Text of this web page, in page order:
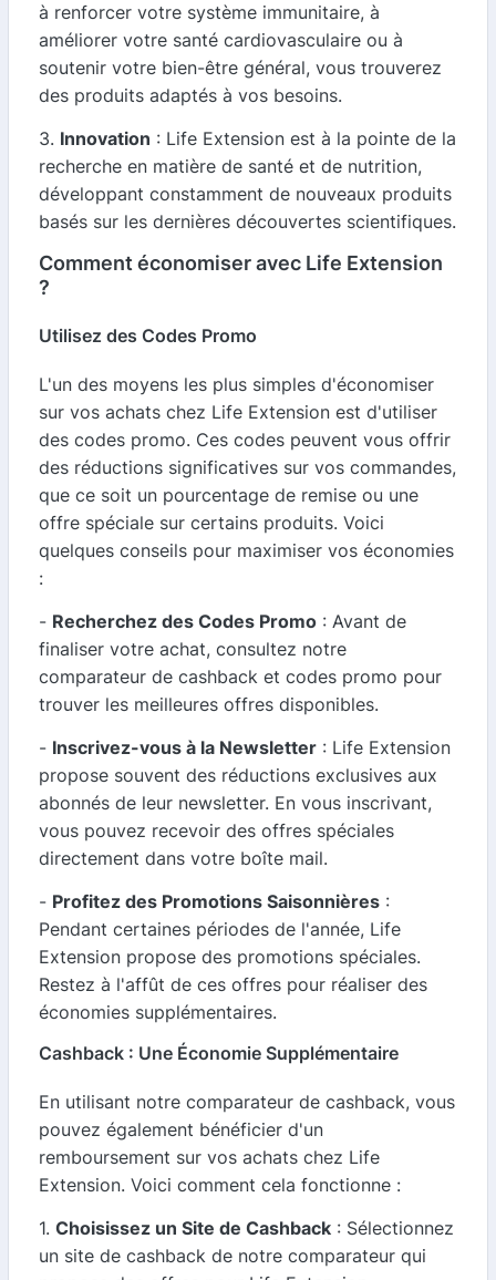
à renforcer votre système immunitaire, à
améliorer votre santé cardiovasculaire ou à
soutenir votre bien-être général, vous trouverez
des produits adaptés à vos besoins.
3. Innovation : Life Extension est à la pointe de la
recherche en matière de santé et de nutrition,
développant constamment de nouveaux produits
basés sur les dernières découvertes scientifiques.
Comment économiser avec Life Extension
?
Utilisez des Codes Promo
L'un des moyens les plus simples d'économiser
sur vos achats chez Life Extension est d'utiliser
des codes promo. Ces codes peuvent vous offrir
des réductions significatives sur vos commandes,
que ce soit un pourcentage de remise ou une
offre spéciale sur certains produits. Voici
quelques conseils pour maximiser vos économies
:
- Recherchez des Codes Promo : Avant de
finaliser votre achat, consultez notre
comparateur de cashback et codes promo pour
trouver les meilleures offres disponibles.
- Inscrivez-vous à la Newsletter : Life Extension
propose souvent des réductions exclusives aux
abonnés de leur newsletter. En vous inscrivant,
vous pouvez recevoir des offres spéciales
directement dans votre boîte mail.
- Profitez des Promotions Saisonnières :
Pendant certaines périodes de l'année, Life
Extension propose des promotions spéciales.
Restez à l'affût de ces offres pour réaliser des
économies supplémentaires.
Cashback : Une Économie Supplémentaire
En utilisant notre comparateur de cashback, vous
pouvez également bénéficier d'un
remboursement sur vos achats chez Life
Extension. Voici comment cela fonctionne :
1. Choisissez un Site de Cashback : Sélectionnez
un site de cashback de notre comparateur qui